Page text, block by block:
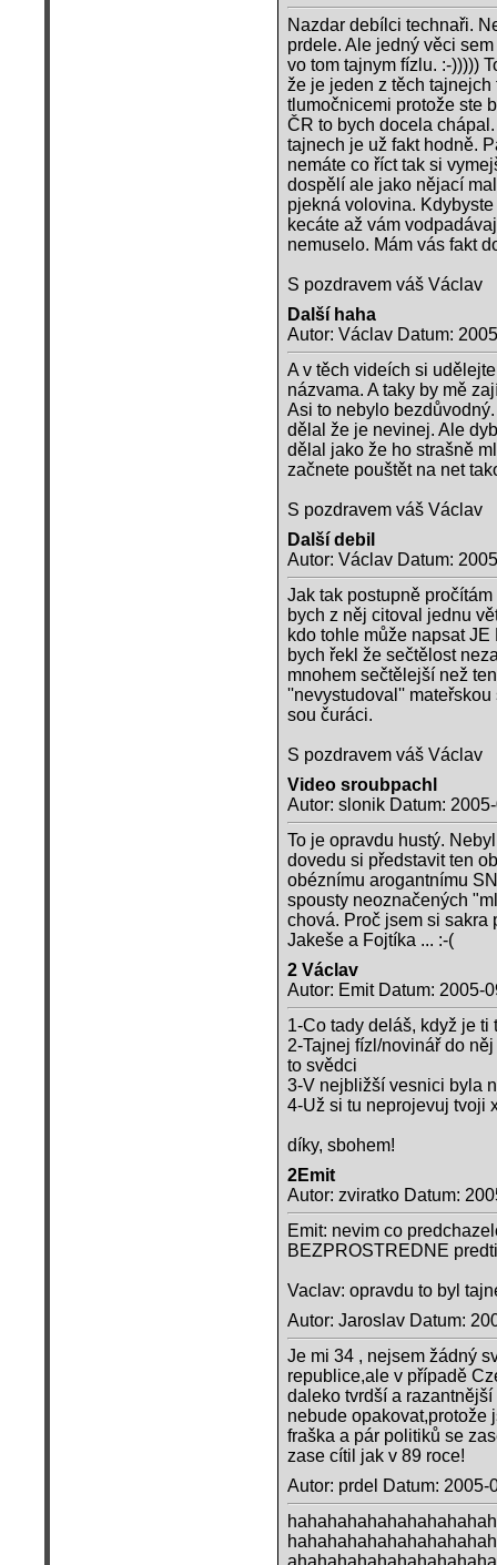
Nazdar debílci technaři.
prdele. Ale jedný věci
vo tom tajnym fízlu. :-)))))
že je jeden z těch tajnejch
tlumočnicemi protože ste
ČR to bych docela
tajnech je už fakt hodně.
nemáte co říct tak si
dospělí ale jako nějací
pjekná volovina.
kecáte až vám
nemuselo. Mám vás fakt
S pozdravem váš Václav
Další haha
Autor: Václav Datum:
A v těch videích si
názvama. A taky by mě
Asi to nebylo
dělal že je nevinej. Ale
dělal jako že ho strašně
začnete pouštět na net
S pozdravem váš Václav
Další debil
Autor: Václav Datum:
Jak tak postupně
bych z něj citoval jednu
kdo tohle může napsat
bych řekl že sečtělost
mnohem sečtělejší než
''nevystudoval''
sou čuráci.
S pozdravem váš Václav
Video sroubpachl
Autor: slonik Datum:
To je opravdu hustý.
dovedu si představit ten
obéznímu arogantnímu
spousty neoznačených
chová. Proč jsem si sakra
Jakeše a Fojtíka ... :-(
2 Václav
Autor: Emit Datum: 2005-
1-Co tady deláš, když je
2-Tajnej fízl/novinář do
to svědci
3-V nejbližší vesnici byla
4-Už si tu neprojevuj tvoji
díky, sbohem!
2Emit
Autor: zviratko Datum:
Emit: nevim co
BEZPROSTREDNE
Vaclav: opravdu to byl
Autor: Jaroslav Datum:
Je mi 34 , nejsem žádný
republice,ale v případě
daleko tvrdší a
nebude opakovat,protože
fraška a pár politiků se
zase cítil jak v 89 roce!
Autor: prdel Datum: 2005-